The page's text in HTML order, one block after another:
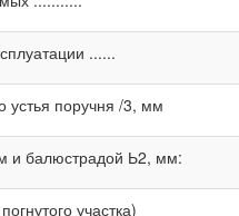
......
устья поручня /3, мм
и балюстрадой Ь2, мм:
участка)